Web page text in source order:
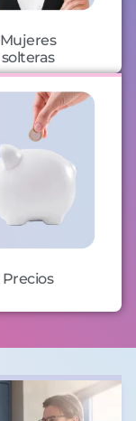
Mujeres
solteras
Precios